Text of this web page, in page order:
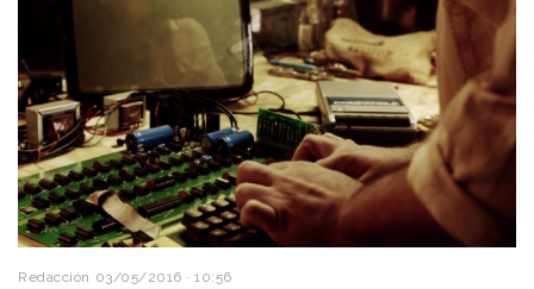
Redacción 03/05/2016 · 10:56